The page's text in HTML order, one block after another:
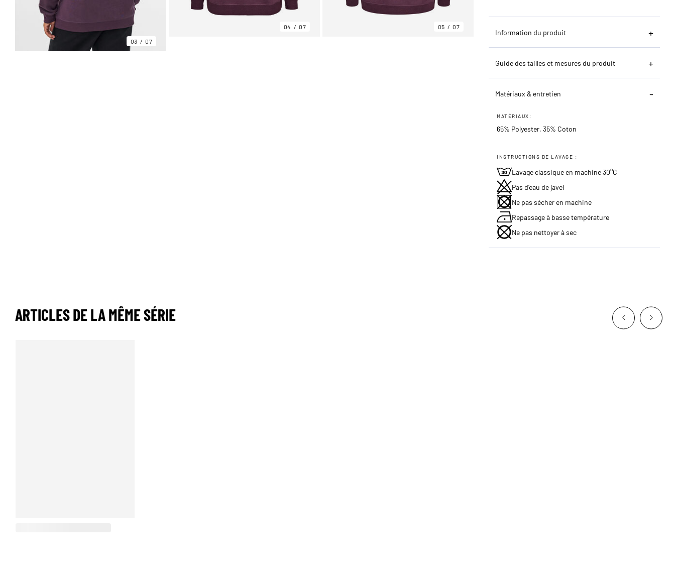
03 07
04 07 05 07
Information du produit
Guide des tailles et mesures du produit
Matériaux & entretien
MATÉRIAUX:
65% Polyester, 35% Coton
INSTRUCTIONS DE LAVAGE :
Lavage classique en machine 30°C
Pas d’eau de javel
Ne pas sécher en machine
Repassage à basse température
Ne pas nettoyer à sec
ARTICLES DE LA MÊME SÉRIE